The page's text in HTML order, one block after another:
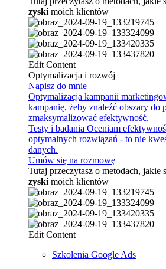
zyski moich klientów
Edit Content
Optymalizacja i rozwój
Napisz do mnie
Optymalizacja kampanii
kampanię, żeby znaleźć obszary do
zmaksymalizować efektywność.
Testy i badania Oceniam
optymalnych rozwiązań - to nie
danych.
Umów się na rozmowę
Tutaj przeczytasz o metodach, jakie
zyski moich klientów
Edit Content
Szkolenia Google Ads